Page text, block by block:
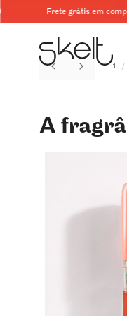
Frete grátis em compras a
1 /
A